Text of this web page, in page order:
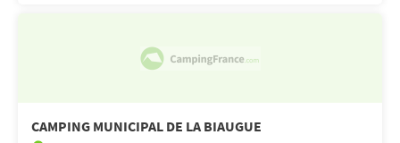
CAMPING MUNICIPAL DE LA BIAUGUE